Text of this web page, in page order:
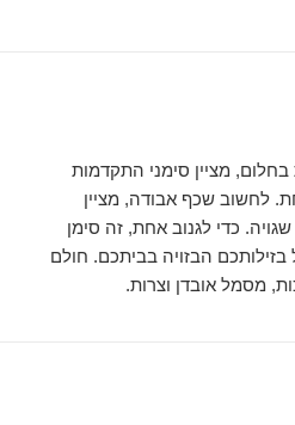
מציין סימני התקדמות
נחת. לחשוב שכף אבודה, מציין
כדי לגנוב אחת, זה סימן
הבזויה בביתכם. חולם
מסמל אובדן וצרות.